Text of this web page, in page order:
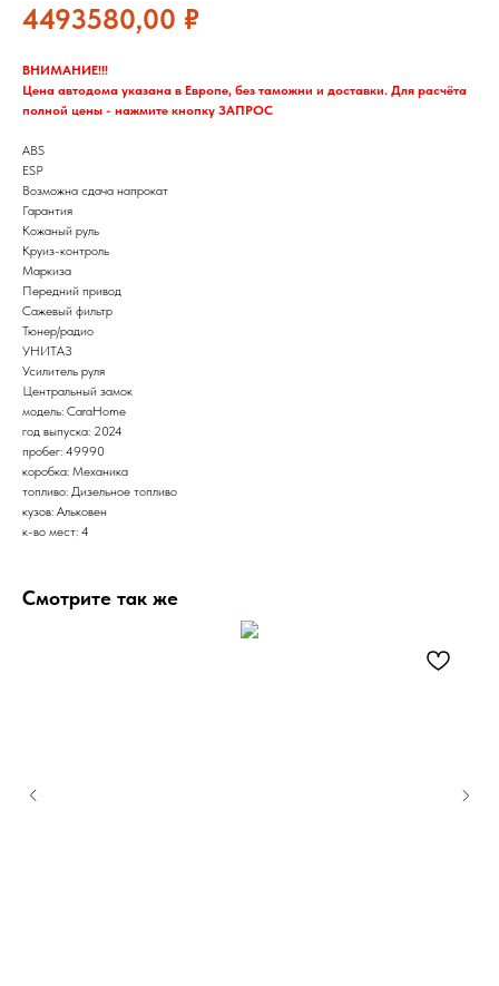
4493580,00 ₽
ВНИМАНИЕ!!!
Цена автодома указана в Европе, без таможни и доставки. Для расчёта
полной цены - нажмите кнопку ЗАПРОС
ABS
ESP
Возможна сдача напрокат
Гарантия
Кожаный руль
Круиз-контроль
Маркиза
Передний привод
Сажевый фильтр
Тюнер/радио
УНИТАЗ
Усилитель руля
Центральный замок
модель: CaraHome
год выпуска: 2024
пробег: 49990
коробка: Механика
топливо: Дизельное топливо
кузов: Альковен
к-во мест: 4
Смотрите так же